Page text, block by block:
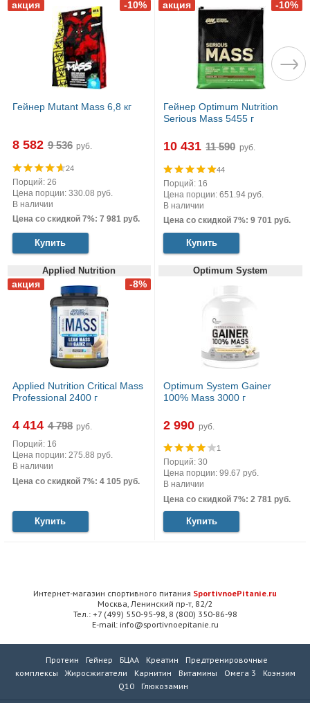
Гейнер Mutant Mass 6,8 кг
8 582 руб.
24
Порций: 26
Цена порции: 330.08 руб.
В наличии
Цена со скидкой 7%: 7 981 руб.
Купить
Гейнер Optimum Nutrition
Serious Mass 5455 г
10 431 руб.
44
Порций: 16
Цена порции: 651.94 руб.
В наличии
Цена со скидкой 7%: 9 701 руб.
Купить
Applied Nutrition
Applied Nutrition Critical Mass
Professional 2400 г
4 414
руб.
Порций: 16
Цена порции: 275.88 руб.
В наличии
Цена со скидкой 7%: 4 105 руб.
Купить
Optimum System
Optimum System Gainer
100% Mass 3000 г
2 990 руб.
1
Порций: 30
Цена порции: 99.67 руб.
В наличии
Цена со скидкой 7%: 2 781 руб.
Купить
Интернет-магазин спортивного питания SportivnoePitanie.ru
Москва, Ленинский пр-т, 82/2
Тел.: +7 (499) 550-95-98, 8 (800) 350-86-98
E-mail: info@sportivnoepitanie.ru
Протеин Гейнер БЦАА Креатин
Предтренировочные
комплексы
Жиросжигатели Карнитин Витамины Омега 3
Коэнзим
Q10
Глюкозамин